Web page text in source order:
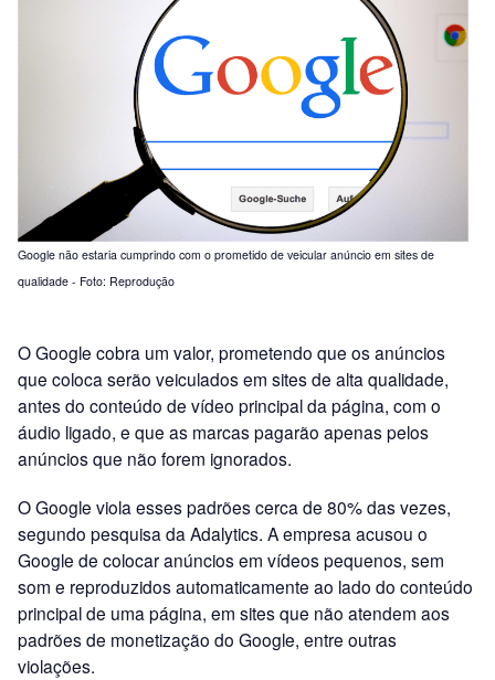
Google não estaria cumprindo com o prometido de veicular anúncio em sites de
qualidade - Foto: Reprodução
O Google cobra um valor, prometendo que os anúncios
que coloca serão veiculados em sites de alta qualidade,
antes do conteúdo de vídeo principal da página, com o
áudio ligado, e que as marcas pagarão apenas pelos
anúncios que não forem ignorados.
O Google viola esses padrões cerca de 80% das vezes,
segundo pesquisa da Adalytics. A empresa acusou o
Google de colocar anúncios em vídeos pequenos, sem
som e reproduzidos automaticamente ao lado do conteúdo
principal de uma página, em sites que não atendem aos
padrões de monetização do Google, entre outras
violações.